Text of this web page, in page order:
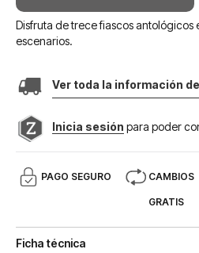
Disfruta de trece fiascos antológicos
escenarios.
Ver toda la información
Inicia sesión para poder
PAGO SEGURO CAMBIOS
GRATIS
Ficha técnica